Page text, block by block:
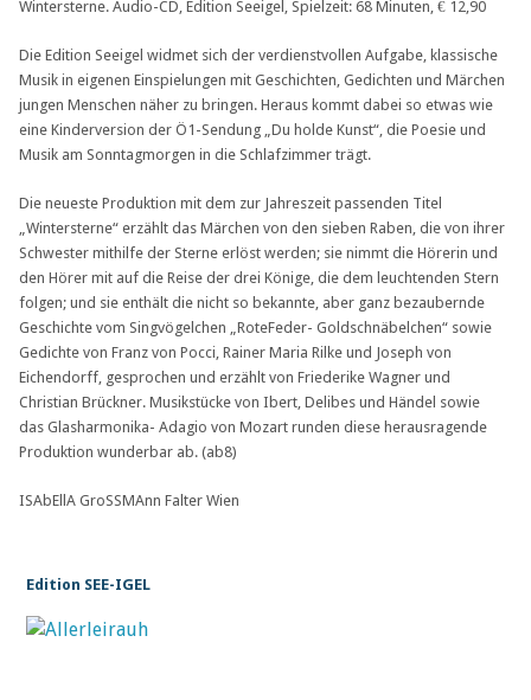
Wintersterne. Audio-CD, Edition Seeigel, Spielzeit: 68 Minuten, € 12,90
Die Edition Seeigel widmet sich der verdienstvollen Aufgabe, klassische
Musik in eigenen Einspielungen mit Geschichten, Gedichten und Märchen
jungen Menschen näher zu bringen. Heraus kommt dabei so etwas wie
eine Kinderversion der Ö1-Sendung „Du holde Kunst“, die Poesie und
Musik am Sonntagmorgen in die Schlafzimmer trägt.
Die neueste Produktion mit dem zur Jahreszeit passenden Titel
„Wintersterne“ erzählt das Märchen von den sieben Raben, die von ihrer
Schwester mithilfe der Sterne erlöst werden; sie nimmt die Hörerin und
den Hörer mit auf die Reise der drei Könige, die dem leuchtenden Stern
folgen; und sie enthält die nicht so bekannte, aber ganz bezaubernde
Geschichte vom Singvögelchen „RoteFeder- Goldschnäbelchen“ sowie
Gedichte von Franz von Pocci, Rainer Maria Rilke und Joseph von
Eichendorff, gesprochen und erzählt von Friederike Wagner und
Christian Brückner. Musikstücke von Ibert, Delibes und Händel sowie
das Glasharmonika- Adagio von Mozart runden diese herausragende
Produktion wunderbar ab. (ab8)
ISAbEllA GroSSMAnn Falter Wien
Edition SEE-IGEL